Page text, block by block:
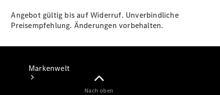
Markenwelt
Angebot gültig bis auf Widerruf. Unverbindliche
Preisempfehlung. Änderungen vorbehalten.
Nach oben